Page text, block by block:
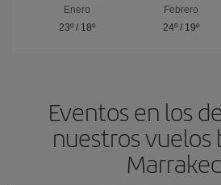
Enero
23º/ 18º
Febrero
24º/ 19º
Eventos en los
nuestros vuelos